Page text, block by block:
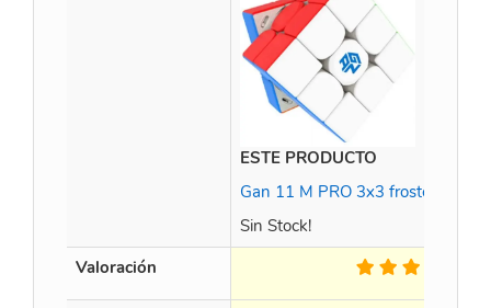
ESTE PRODUCTO
Gan 11 M PRO 3x3 frosted
Sin Stock!
Valoración